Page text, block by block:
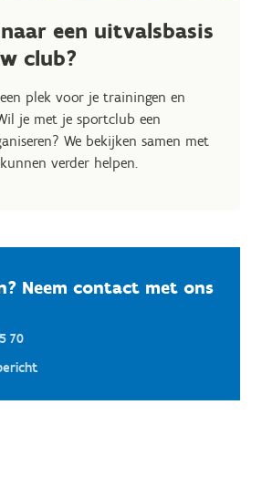
een uitvalsbasis
club?
plek voor je trainingen en
je met je sportclub een
We bekijken samen met
verder helpen.
Neem contact met ons
70